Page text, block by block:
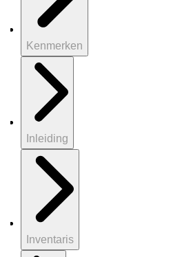
Kenmerken
Inleiding
Inventaris